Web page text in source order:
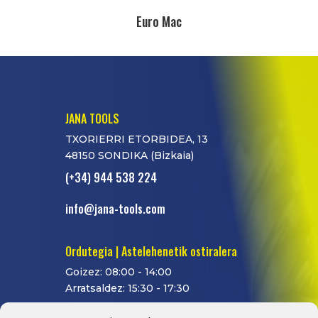
Euro Mac
JANA TOOLS
TXORIERRI ETORBIDEA, 13
48150 SONDIKA (Bizkaia)
(+34) 944 538 224
info@jana-tools.com
Ordutegia | Astelehenetik ostiralera
Goizez: 08:00 - 14:00
Arratsaldez: 15:30 - 17:30